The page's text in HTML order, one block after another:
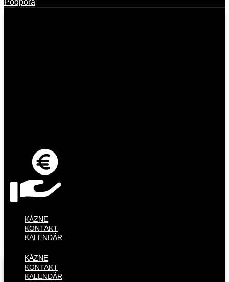
Podpora
KÁZNE
KONTAKT
KALENDÁR
KÁZNE
KONTAKT
KALENDÁR